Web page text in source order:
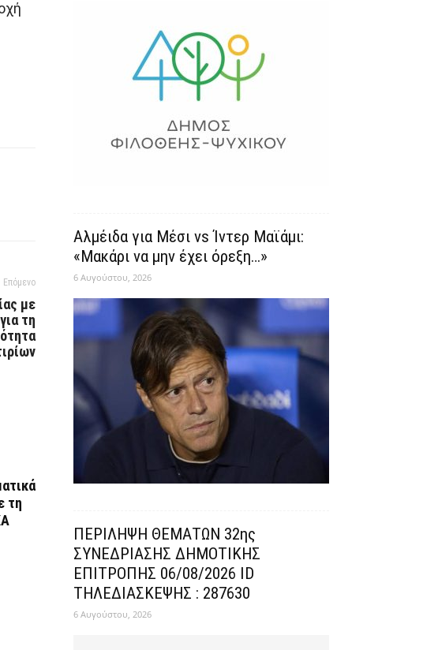
Επόμενο
με
τη
τη
Αλμέιδα για Μέσι vs Ίντερ Μαϊάμι:
«Μακάρι να μην έχει όρεξη…»
6 Αυγούστου, 2026
ΠΕΡΙΛΗΨΗ ΘΕΜΑΤΩΝ 32ης
ΣΥΝΕΔΡΙΑΣΗΣ ΔΗΜΟΤΙΚΗΣ
ΕΠΙΤΡΟΠΗΣ 06/08/2026 ID
ΤΗΛΕΔΙΑΣΚΕΨΗΣ : 287630
6 Αυγούστου, 2026